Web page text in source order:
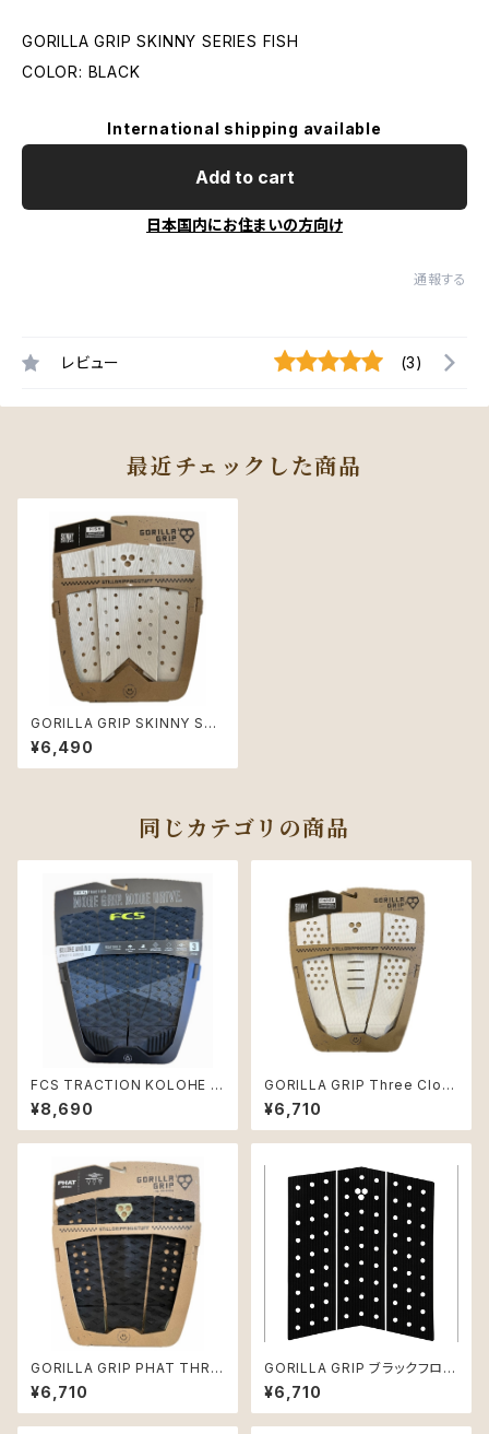
GORILLA GRIP SKINNY SERIES FISH
COLOR: BLACK
International shipping available
Add to cart
日本国内にお住まいの方向け
通報する
レビュー (3)
最近チェックした商品
GORILLA GRIP SKINNY SER
IES FISH COLOR: BLACK
¥6,490
同じカテゴリの商品
FCS TRACTION KOLOHE A
NDINO ATHLETE SERIES 3
ピース デッキパッド
¥8,690
GORILLA GRIP Three Clou
d Skinny デッキパッド
¥6,710
GORILLA GRIP PHAT THRE
E TRACTION PAD 3ピース B
lack-BayLeaf（ブラックグリー
ン）
¥6,710
GORILLA GRIP ブラックフロン
トデッキ SKINNY
¥6,710